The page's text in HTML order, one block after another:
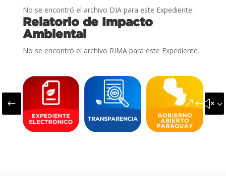
No se encontró el archivo DIA para este Expediente.
Relatorio de Impacto
Ambiental
No se encontró el archivo RIMA para este Expediente.
#